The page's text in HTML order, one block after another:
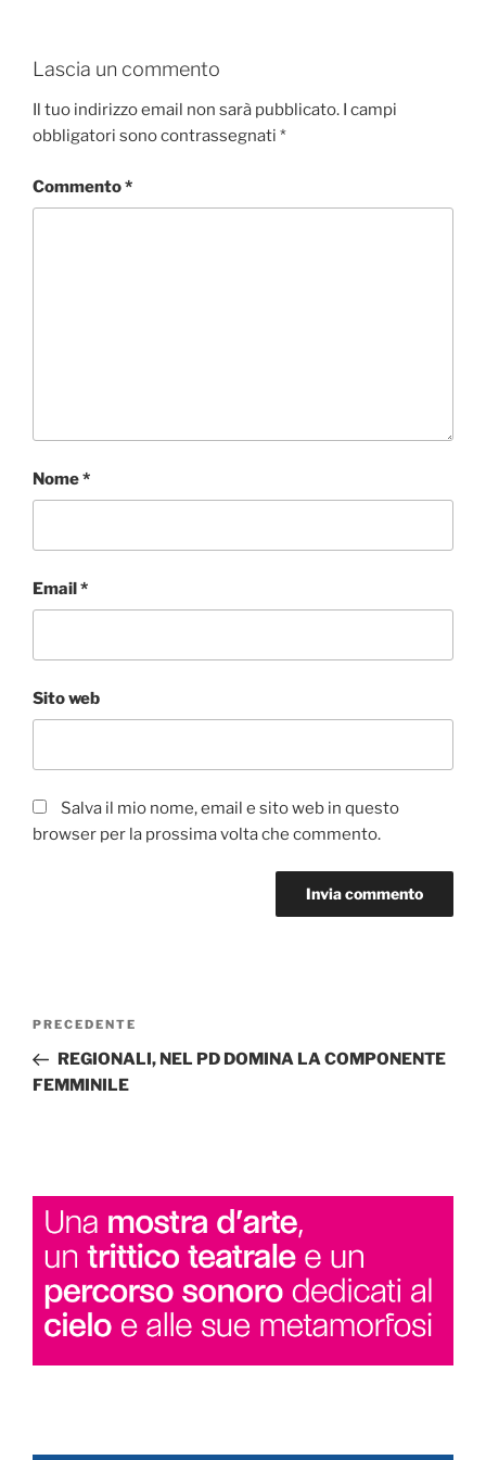
Lascia un commento
Il tuo indirizzo email non sarà pubblicato. I campi
obbligatori sono contrassegnati *
Commento*
Nome*
Email*
Sito web
Salva il mio nome, email e sito web in questo
browser per la prossima volta che commento.
Navigazione
Articolo
precedente:
PRECEDENTE
REGIONALI, NEL PD DOMINA LA COMPONENTE
FEMMINILE